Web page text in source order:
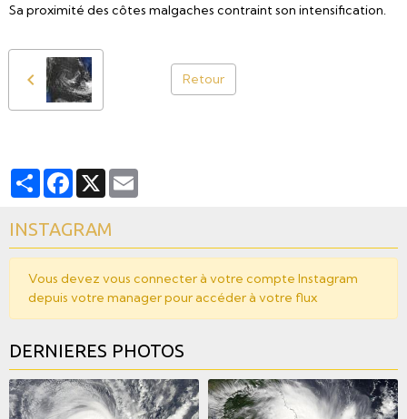
Sa proximité des côtes malgaches contraint son intensification.
Retour
PartagerFacebook
X
INSTAGRAM
Vous devez vous connecter à votre compte Instagram
depuis votre manager pour accéder à votre flux
DERNIERES PHOTOS